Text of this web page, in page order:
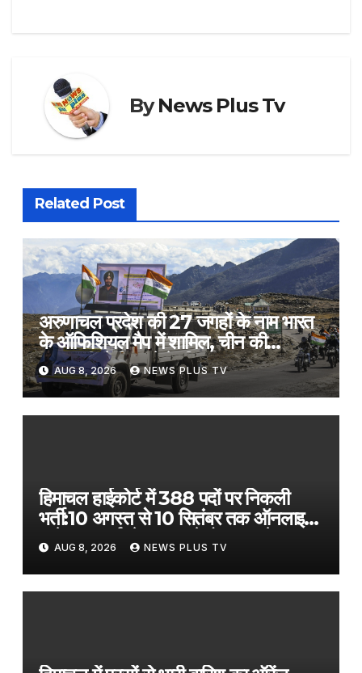
ByNews Plus Tv
Related Post
अरुणाचल प्रदेश की 27 जगहों के नाम भारत
के ऑफिशियल मैप में शामिल, चीन की
चालबाजी से निपटने के लिए उठाया कदम​on
August 8, 2026 at 1:30 am
AUG 8, 2026 NEWS PLUS TV
हिमाचल हाईकोर्ट में 388 पदों पर निकली
भर्ती:10 अगस्त से 10 सितंबर तक ऑनलाइन
आवेदन; क्लर्क के 141, स्टेनोग्राफर के 79
पद शामिल
AUG 8, 2026 NEWS PLUS TV